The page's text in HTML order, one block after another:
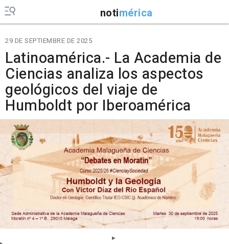
notimérica
29 DE SEPTIEMBRE DE 2025
Latinoamérica.- La Academia de
Ciencias analiza los aspectos
geológicos del viaje de
Humboldt por Iberoamérica